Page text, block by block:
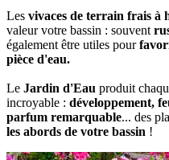
Les vivaces de terrain frais à
valeur votre bassin : souvent
également être utiles pour
pièce d'eau.
Le Jardin d'Eau produit
incroyable : développement,
parfum remarquable... des
les abords de votre bassin !